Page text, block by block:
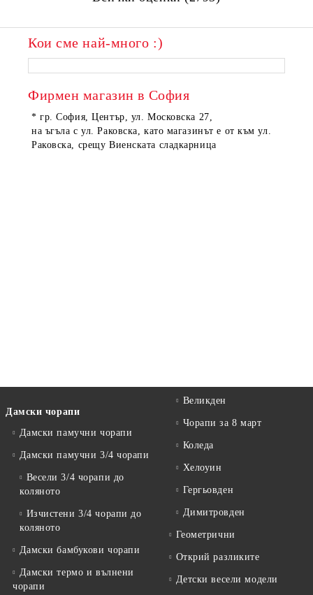
Кои сме най-много :)
Фирмен магазин в София
* гр. София, Център, ул. Московска 27,
на ъгъла с ул. Раковска, като магазинът е от към ул.
Раковска, срещу Виенската сладкарница
Дамски чорапи
Дамски памучни чорапи
Дамски памучни 3/4 чорапи
Весели 3/4 чорапи до
коляното
Изчистени 3/4 чорапи до
коляното
Дамски бамбукови чорапи
Дамски термо и вълнени
чорапи
Великден
Чорапи за 8 март
Коледа
Хелоуин
Гергьовден
Димитровден
Геометрични
Открий разликите
Детски весели модели